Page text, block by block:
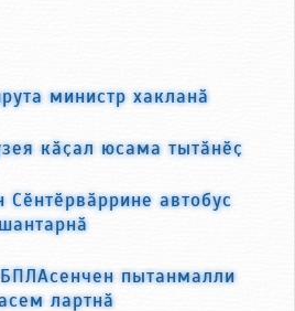
министр хакланӑ
кӑҫал юсама тытӑнӗҫ
Сӗнтӗрвӑррине автобус
пытанмалли
лартнӑ